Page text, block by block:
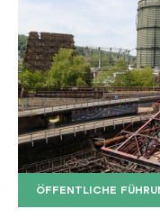
ÖFFENTLICHE
Der
Copyright: